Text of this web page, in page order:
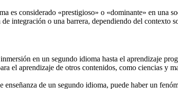
es considerado «prestigioso» o «dominante» en una
integración o una barrera, dependiendo del contexto
en un segundo idioma hasta el aprendizaje
el aprendizaje de otros contenidos, como ciencias y
enseñanza de un segundo idioma, puede haber un